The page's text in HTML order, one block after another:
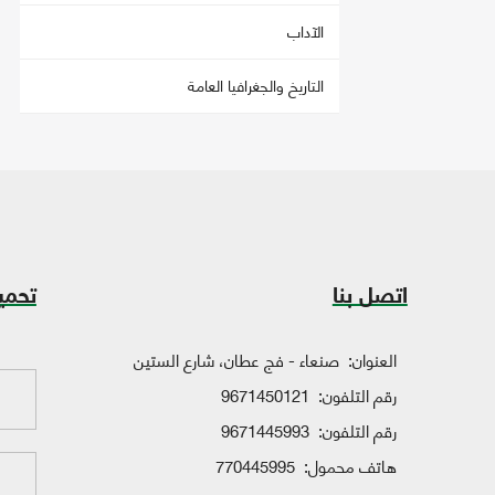
الآداب
التاريخ والجغرافيا العامة
اتصل بنا
العنوان: صنعاء - فج عطان، شارع الستين
رقم التلفون: 9671450121
رقم التلفون: 9671445993
هاتف محمول: 770445995